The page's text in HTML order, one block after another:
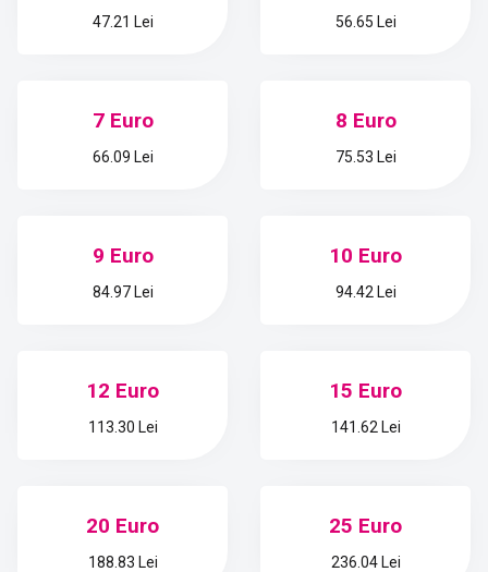
47.21 Lei 56.65 Lei
7 Euro
66.09 Lei
8 Euro
75.53 Lei
9 Euro
84.97 Lei
10 Euro
94.42 Lei
12 Euro
113.30 Lei
15 Euro
141.62 Lei
20 Euro
188.83 Lei
25 Euro
236.04 Lei